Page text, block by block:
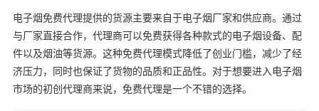
电子烟免费代理提供的货源主要来自于电子烟厂家和供应商。通过
与厂家直接合作，代理商可以免费获得各种款式的电子烟设备、配
件以及烟油等货源。这种免费代理模式降低了创业门槛，减少了经
济压力，同时也保证了货物的品质和正品性。对于想要进入电子烟
市场的初创代理商来说，免费代理是一个不错的选择。